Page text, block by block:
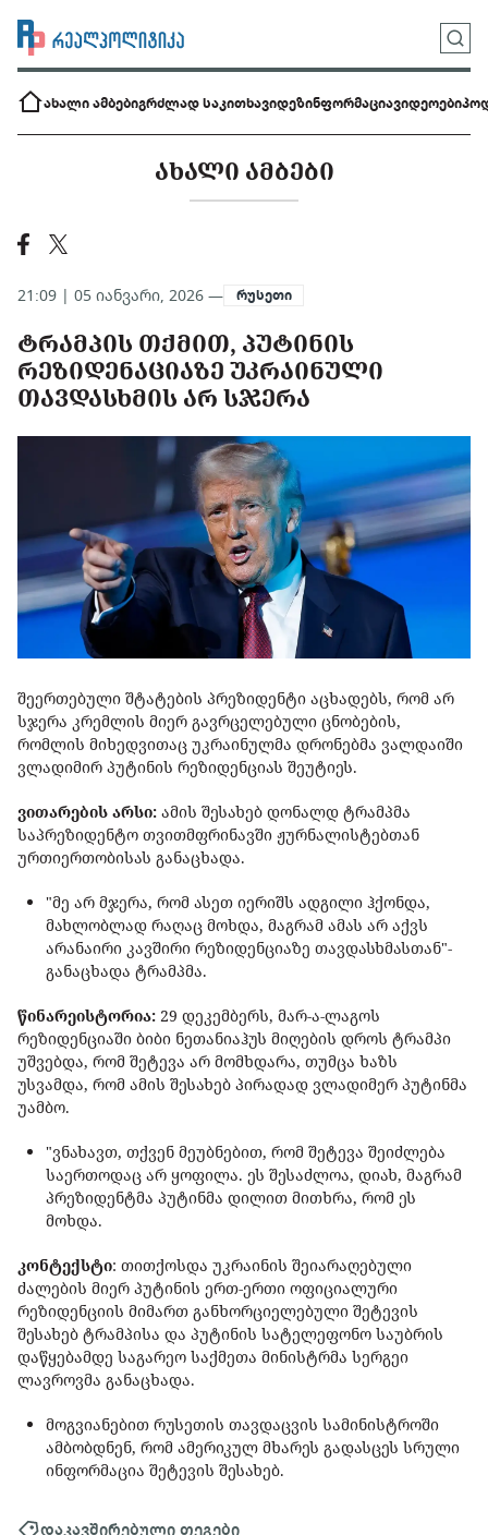
ახალი ამბებიგრძლად საკითხავიდეზინფორმაციავიდეოები
ᲐᲮᲐᲚᲘ ᲐᲛᲑᲔᲑᲘ
21:09 | 05 იანვარი, 2026 — რუსეთი
ᲢᲠᲐᲛᲞᲘᲡ ᲗᲥᲛᲘᲗ, ᲞᲣᲢᲘᲜᲘᲡ
ᲠᲔᲖᲘᲓᲔᲜᲐᲪᲘᲐᲖᲔ ᲣᲙᲠᲐᲘᲜᲣᲚᲘ
ᲗᲐᲕᲓᲐᲡᲮᲛᲘᲡ ᲐᲠ ᲡᲯᲔᲠᲐ
შეერთებული შტატების პრეზიდენტი აცხადებს, რომ არ
სჯერა კრემლის მიერ გავრცელებული ცნობების,
რომლის მიხედვითაც უკრაინულმა დრონებმა ვალდაიში
ვლადიმირ პუტინის რეზიდენციას შეუტიეს.
ვითარების არსი: ამის შესახებ დონალდ ტრამპმა
საპრეზიდენტო თვითმფრინავში ჟურნალისტებთან
ურთიერთობისას განაცხადა.
"მე არ მჯერა, რომ ასეთ იერიშს ადგილი ჰქონდა,
მახლობლად რაღაც მოხდა, მაგრამ ამას არ აქვს
არანაირი კავშირი რეზიდენციაზე თავდასხმასთან"-
განაცხადა ტრამპმა.
წინარეისტორია: 29 დეკემბერს, მარ-ა-ლაგოს
რეზიდენციაში ბიბი ნეთანიაჰუს მიღების დროს ტრამპი
უშვებდა, რომ შეტევა არ მომხდარა, თუმცა ხაზს
უსვამდა, რომ ამის შესახებ პირადად ვლადიმერ პუტინმა
უამბო.
"ვნახავთ, თქვენ მეუბნებით, რომ შეტევა შეიძლება
საერთოდაც არ ყოფილა. ეს შესაძლოა, დიახ, მაგრამ
პრეზიდენტმა პუტინმა დილით მითხრა, რომ ეს
მოხდა.
კონტექსტი: თითქოსდა უკრაინის შეიარაღებული
ძალების მიერ პუტინის ერთ-ერთი ოფიციალური
რეზიდენციის მიმართ განხორციელებული შეტევის
შესახებ ტრამპისა და პუტინის სატელეფონო საუბრის
დაწყებამდე საგარეო საქმეთა მინისტრმა სერგეი
ლავროვმა განაცხადა.
მოგვიანებით რუსეთის თავდაცვის სამინისტროში
ამბობდნენ, რომ ამერიკულ მხარეს გადასცეს სრული
ინფორმაცია შეტევის შესახებ.
დაკავშირებული თეგები